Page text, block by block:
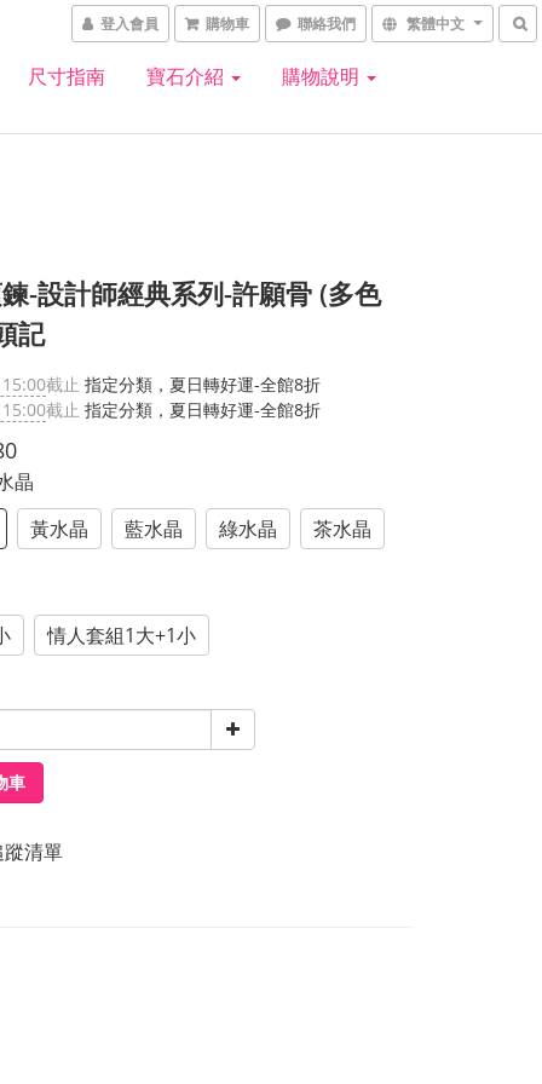
登入會員 購物車 聯絡我們 繁體中文
尺寸指南 寶石介紹 購物說明
-設計師經典系列-許願骨 (多色
記
截止 指定分類，夏日轉好運-全館8折
截止 指定分類，夏日轉好運-全館8折
晶
黃水晶
藍水晶 綠水晶 茶水晶
情人套組1大+1小
車
清單